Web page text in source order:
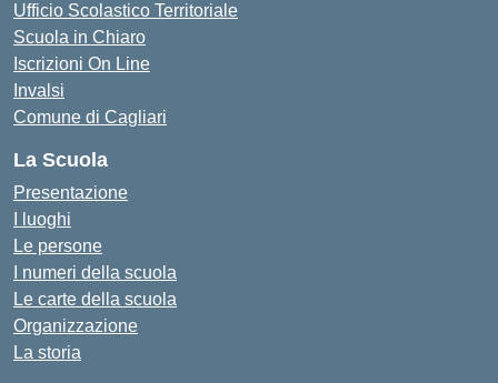
Ufficio Scolastico Territoriale
Scuola in Chiaro
Iscrizioni On Line
Invalsi
Comune di Cagliari
La Scuola
Presentazione
I luoghi
Le persone
I numeri della scuola
Le carte della scuola
Organizzazione
La storia